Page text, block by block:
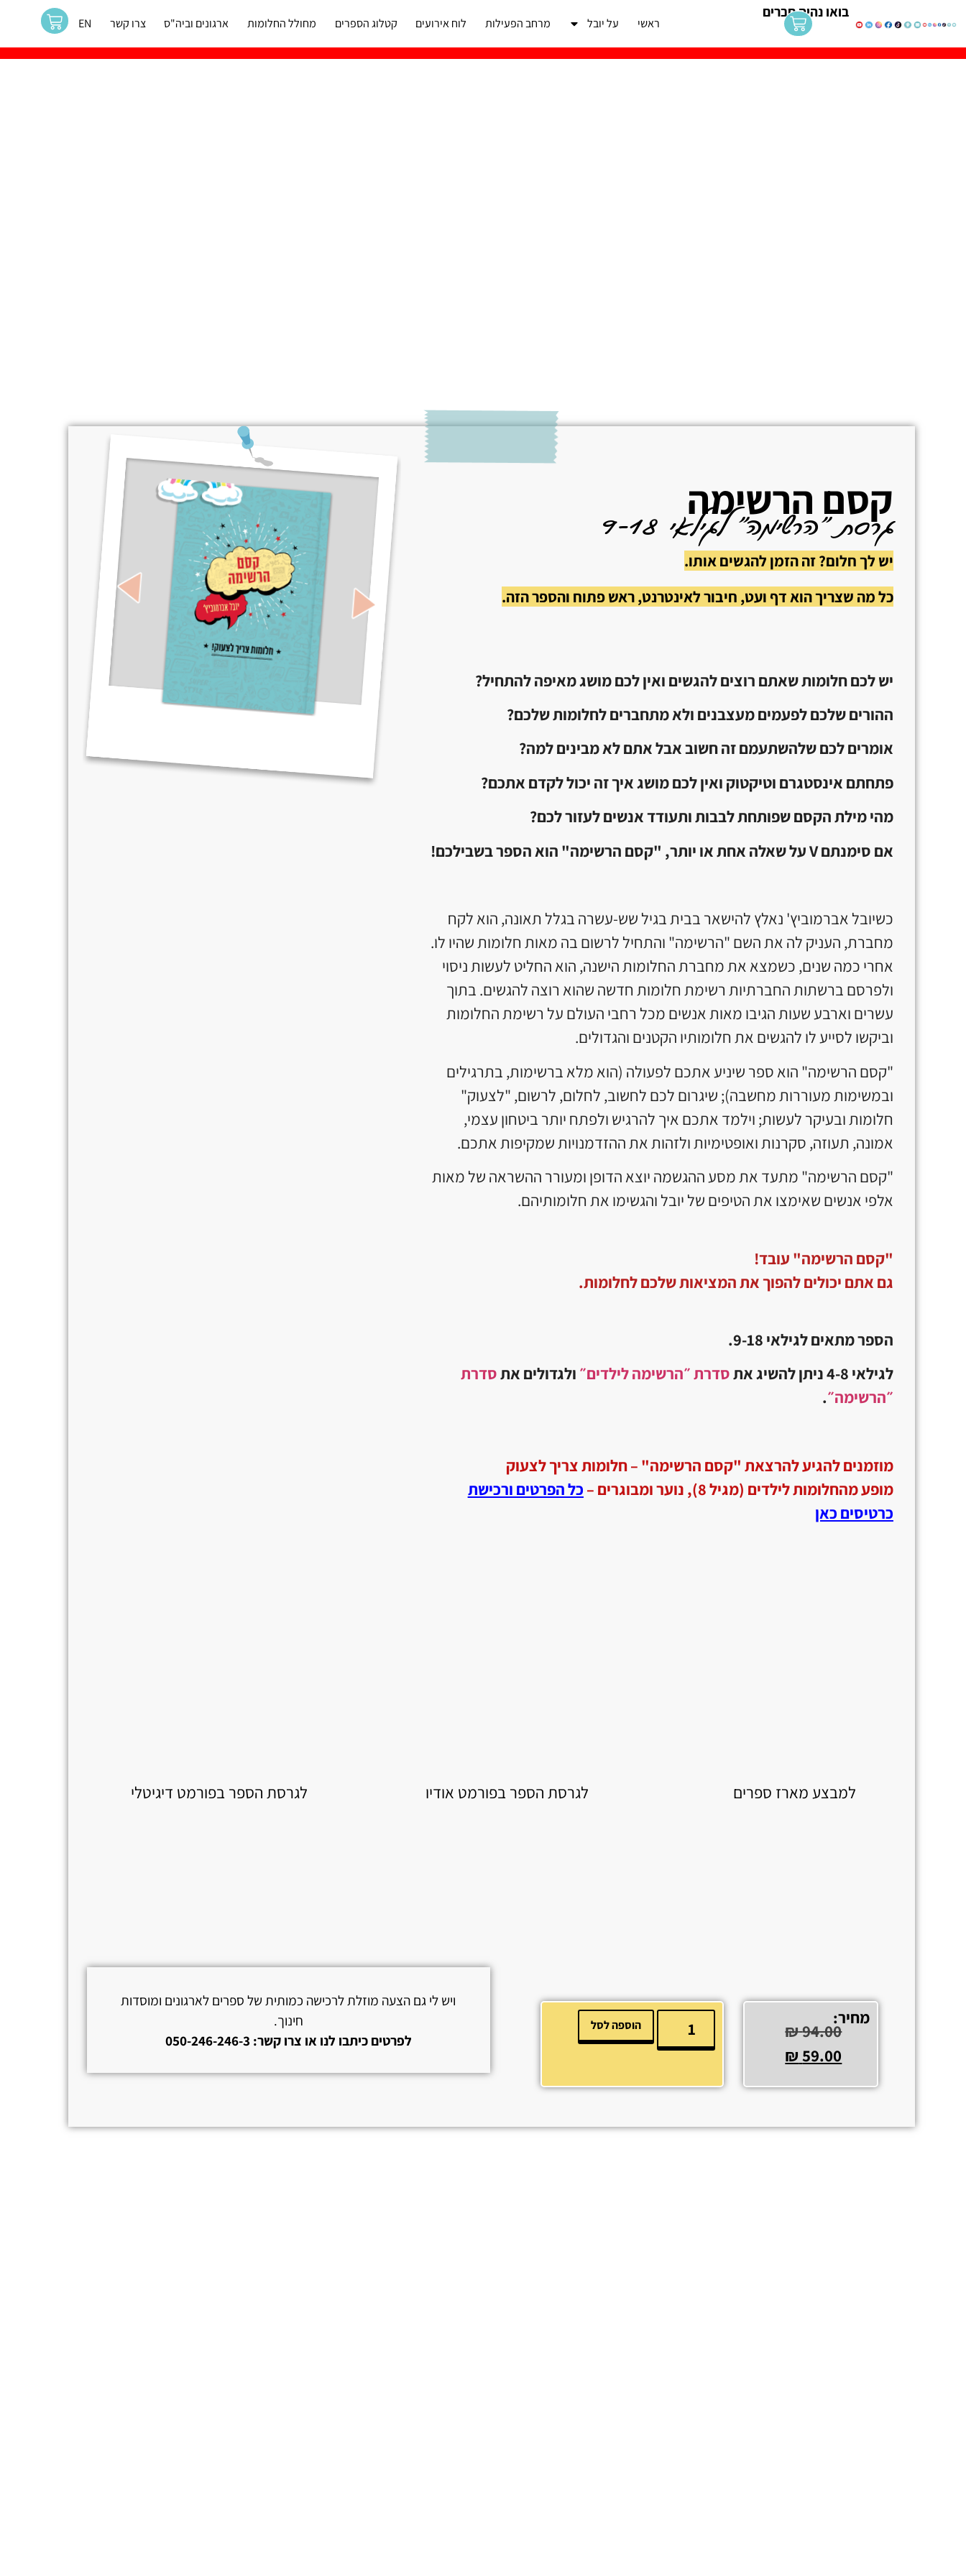
ראשי על יובל מרחב הפעילות לוח אירועים קטלוג הספרים מחולל החלומות ארגונים וביה"ס צרו קשר EN
בואו נהיה חברים
קסם הרשימה
גרסת ״הרשימה״ לגילאי 9-18
יש לך חלום? זה הזמן להגשים אותו.
כל מה שצריך הוא דף ועט, חיבור לאינטרנט, ראש פתוח והספר הזה.
יש לכם חלומות שאתם רוצים להגשים ואין לכם מושג מאיפה להתחיל?
ההורים שלכם לפעמים מעצבנים ולא מתחברים לחלומות שלכם?
אומרים לכם שלהשתעמם זה חשוב אבל אתם לא מבינים למה?
פתחתם אינסטגרם וטיקטוק ואין לכם מושג איך זה יכול לקדם אתכם?
מהי מילת הקסם שפותחת לבבות ותעודד אנשים לעזור לכם?
אם סימנתםV על שאלה אחת או יותר, "קסם הרשימה" הוא הספר בשבילכם!
כשיובל אברמוביץ' נאלץ להישאר בבית בגיל שש-עשרה בגלל תאונה, הוא לקח
מחברת, העניק לה את השם "הרשימה" והתחיל לרשום בה מאות חלומות שהיו לו.
אחרי כמה שנים, כשמצא את מחברת החלומות הישנה, הוא החליט לעשות ניסוי
ולפרסם ברשתות החברתיות רשימת חלומות חדשה שהוא רוצה להגשים. בתוך
עשרים וארבע שעות הגיבו מאות אנשים מכל רחבי העולם על רשימת החלומות
וביקשו לסייע לו להגשים את חלומותיו הקטנים והגדולים.
"קסם הרשימה" הוא ספר שיניע אתכם לפעולה (הוא מלא ברשימות, בתרגילים
ובמשימות מעוררות מחשבה); שיגרום לכם לחשוב, לחלום, לרשום, "לצעוק"
חלומות ובעיקר לעשות; וילמד אתכם איך להרגיש ולפתח יותר ביטחון עצמי,
אמונה, תעוזה, סקרנות ואופטימיות ולזהות את ההזדמנויות שמקיפות אתכם.
"קסם הרשימה" מתעד את מסע ההגשמה יוצא הדופן ומעורר ההשראה של מאות
אלפי אנשים שאימצו את הטיפים של יובל והגשימו את חלומותיהם.
"קסם הרשימה" עובד!
גם אתם יכולים להפוך את המציאות שלכם לחלומות.
הספר מתאים לגילאי 9-18
.
לגילאי 4-8 ניתן להשיג את
סדרת ״הרשימה לילדים״ ולגדולים אתסדרת
״הרשימה״.
מוזמנים להגיע להרצאת "קסם הרשימה" – חלומות צריך לצעוק
מופע מהחלומות לילדים (מגיל 8), נוער ומבוגרים –
כל הפרטים ורכישת
כרטיסים כאן
למבצע מארז ספרים לגרסת הספר בפורמט אודיו לגרסת הספר בפורמט דיגיטלי
מחיר:
94.00
₪
59.00
₪
הוספה לסל
ויש לי גם הצעה מוזלת לרכישה כמותית של ספרים לארגונים ומוסדות
חינוך.
לפרטים כיתבו לנו או צרו קשר: 050-246-246-3